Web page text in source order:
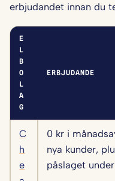
erbjudandet innan du
E
L
B
O
L
A
G
ERBJUDANDE
C
h
e
0 kr i
nya kunder,
påslaget